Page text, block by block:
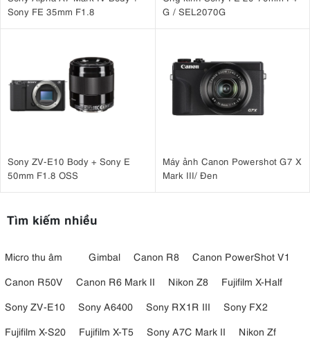
lý và ổn định cho người dùng. A6700 rất phù hợp với những nhiếp
ảnh gia theo đuổi thể loại chụp ảnh street.
Góc Nhìn Linh Động Với Màn Hình Cảm Ứng Xoay Lật
Sony FE 35mm F1.8
G / SEL2070G
Sony ZV-E10 Body + Sony E
50mm F1.8 OSS
Máy ảnh Canon Powershot G7 X
Mark III/ Đen
Tìm kiếm nhiều
Micro thu âm Gimbal Canon R8
Canon PowerShot V1
Canon R50V
Canon R6 Mark II Nikon Z8
Fujifilm X-Half
Sony ZV-E10
Sony A6400 Sony RX1R III
Sony FX2
Fujifilm X-S20
Fujifilm X-T5 Sony A7C Mark II
Nikon Zf